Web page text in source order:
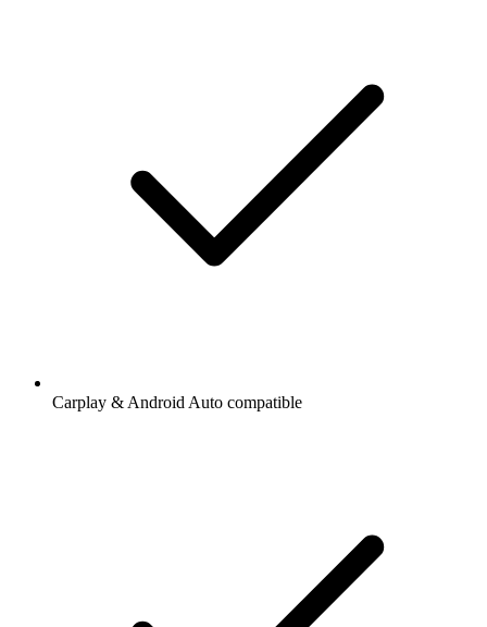
Carplay & Android Auto compatible